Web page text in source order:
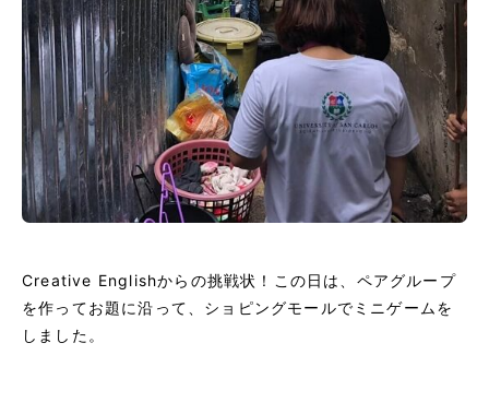
Creative Englishからの挑戦状！この日は、ペアグループ
を作ってお題に沿って、ショピングモールでミニゲームを
しました。